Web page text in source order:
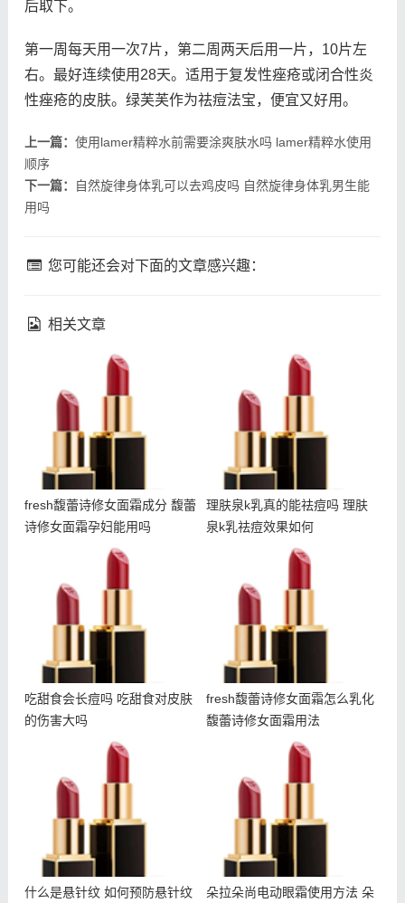
后取下。
第一周每天用一次7片，第二周两天后用一片，10片左
右。最好连续使用28天。适用于复发性痤疮或闭合性炎
性痤疮的皮肤。绿芙芙作为祛痘法宝，便宜又好用。
上一篇： 使用lamer精粹水前需要涂爽肤水吗 lamer精粹水使用
顺序
下一篇：
自然旋律身体乳可以去鸡皮吗 自然旋律身体乳男生能
用吗
您可能还会对下面的文章感兴趣：
相关文章
fresh馥蕾诗修女面霜成分
fresh馥蕾诗修女面霜成分 馥蕾
诗修女面霜孕妇能用吗
理肤泉k乳真的能祛痘吗 理
理肤泉k乳真的能祛痘吗 理肤
泉k乳祛痘效果如何
吃甜食会长痘吗 吃甜食对
吃甜食会长痘吗 吃甜食对皮肤
的伤害大吗
fresh馥蕾诗修女面霜怎么
fresh馥蕾诗修女面霜怎么乳化
馥蕾诗修女面霜用法
什么是悬针纹 如何预防悬
什么是悬针纹 如何预防悬针纹
朵拉朵尚电动眼霜使用方法
朵拉朵尚电动眼霜使用方法 朵